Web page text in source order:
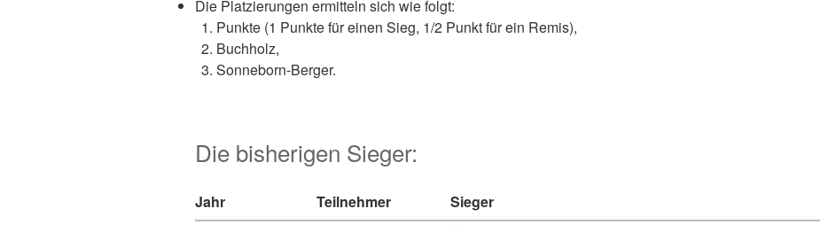
Die Platzierungen ermitteln sich wie folgt:
Punkte (1 Punkte für einen Sieg, 1/2 Punkt für ein Remis),
Buchholz,
Sonneborn-Berger.
Die bisherigen Sieger:
Jahr Teilnehmer Sieger